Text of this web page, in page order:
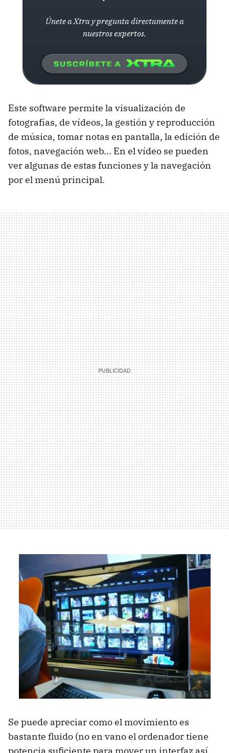
Únete a Xtra y pregunta directamente a
nuestros expertos.
Este software permite la visualización de
fotografías, de vídeos, la gestión y reproducción
de música, tomar notas en pantalla, la edición de
fotos, navegación web... En el vídeo se pueden
ver algunas de estas funciones y la navegación
por el menú principal.
Se puede apreciar como el movimiento es
bastante fluido (no en vano el ordenador tiene
potencia suficiente para mover un interfaz así